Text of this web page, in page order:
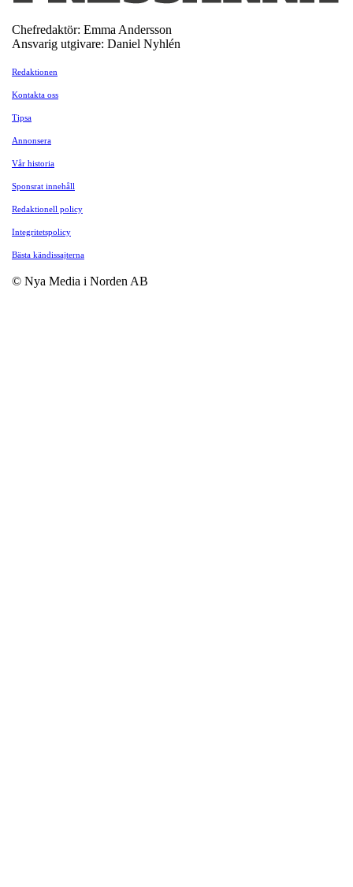
Chefredaktör: Emma Andersson
Ansvarig utgivare: Daniel Nyhlén
Redaktionen
Kontakta oss
Tipsa
Annonsera
Vår historia
Sponsrat innehåll
Redaktionell policy
Integritetspolicy
Bästa kändissajterna
© Nya Media i Norden AB